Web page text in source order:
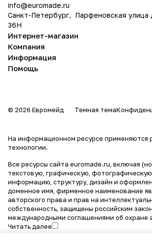
info@euromade.ru
Санкт-Петербург, Парфеновская улица
36Н
Интернет-магазин
Компания
Информация
Помощь
© 2026 Евромейд Темная тема
На информационном ресурсе применяются
технологии.
Все ресурсы сайта euromade.ru, включая
текстовую, графическую,
информацию, структуру, дизайн и
доменное имя, фирменное наименование
авторского права и прав на
собственность, защищены российским
международными соглашениями об охране
Читать далее